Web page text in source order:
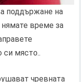
поддържане на
време за
си място..
чревната